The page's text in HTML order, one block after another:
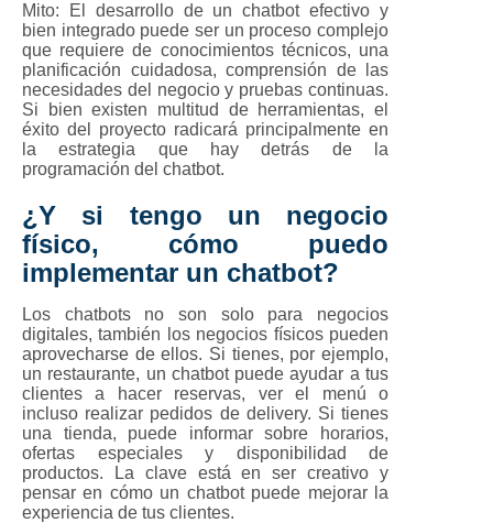
Mito: El desarrollo de un chatbot efectivo y
bien integrado puede ser un proceso complejo
que requiere de conocimientos técnicos, una
planificación cuidadosa, comprensión de las
necesidades del negocio y pruebas continuas.
Si bien existen multitud de herramientas, el
éxito del proyecto radicará principalmente en
la estrategia que hay detrás de la
programación del chatbot.
¿Y si tengo un negocio
físico, cómo puedo
implementar un chatbot?
Los chatbots no son solo para negocios
digitales, también los negocios físicos pueden
aprovecharse de ellos. Si tienes, por ejemplo,
un restaurante, un chatbot puede ayudar a tus
clientes a hacer reservas, ver el menú o
incluso realizar pedidos de delivery. Si tienes
una tienda, puede informar sobre horarios,
ofertas especiales y disponibilidad de
productos. La clave está en ser creativo y
pensar en cómo un chatbot puede mejorar la
experiencia de tus clientes.